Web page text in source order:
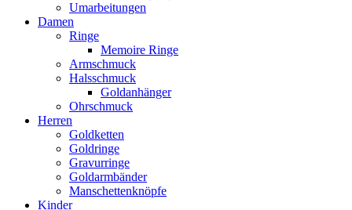
Umarbeitungen
Damen
Ringe
Memoire Ringe
Armschmuck
Halsschmuck
Goldanhänger
Ohrschmuck
Herren
Goldketten
Goldringe
Gravurringe
Goldarmbänder
Manschettenknöpfe
Kinder